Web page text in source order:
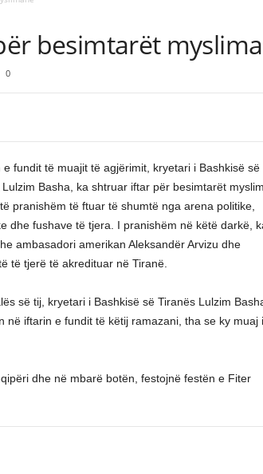
besimtarët
0
e fundit të muajit të agjërimit, kryetari i Bashkisë së
Basha, ka shtruar iftar për besimtarët
pranishëm të ftuar të shumtë nga arena politike,
dhe fushave të tjera. I pranishëm në këtë darkë,
ambasadori amerikan Aleksandër Arvizu dhe
të tjerë të akredituar në Tiranë.
së tij, kryetari i Bashkisë së Tiranës Lulzim
në iftarin e fundit të këtij ramazani, tha se ky muaj i
dhe në mbarë botën, festojnë festën e Fiter